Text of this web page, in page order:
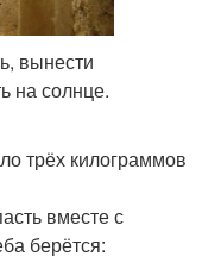
вынести
на солнце.
трёх килограммов
вместе с
берётся: